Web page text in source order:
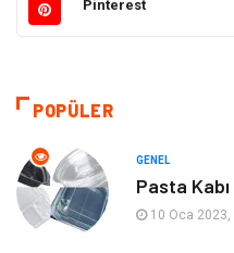
Makine
Kültür
Güzellik & Bakım
Pinterest
POPÜLER
GENEL
Pasta
10 Oca 2023,